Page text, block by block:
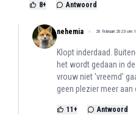
8+ Antwoord
nehemia 20 februari 2023 om
Klopt inderdaad.
het wordt gedaan in
vrouw niet 'vreemd'
geen plezier meer aan
11 + Antwoord